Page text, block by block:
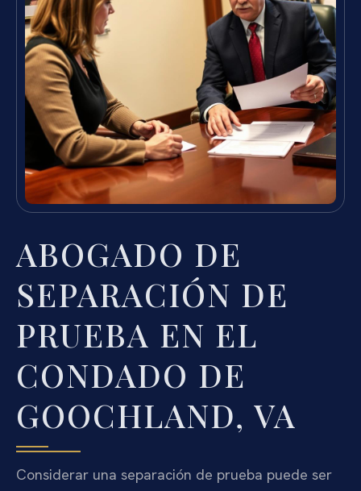
ABOGADO DE
SEPARACIÓN DE
PRUEBA EN EL
CONDADO DE
GOOCHLAND, VA
Considerar una separación de prueba puede ser